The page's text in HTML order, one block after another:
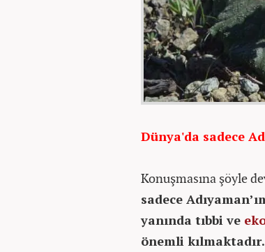
Dünya'da sadece
Konuşmasına şöyle
sadece
yanında tıbbi ve
önemli